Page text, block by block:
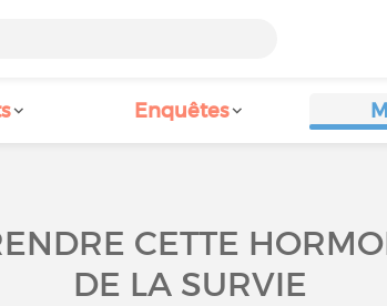
Enquêtes
CETTE
DE LA SURVIE